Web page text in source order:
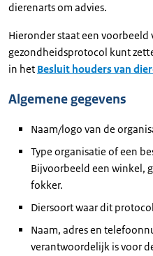
dierenarts om advies.
Hieronder staat een voorbeeld
gezondheidsprotocol kunt
in het Besluit houders van
Algemene gegevens
Naam/logo van de
Type organisatie of een
Bijvoorbeeld een winkel,
fokker.
Diersoort waar dit
Naam, adres en
verantwoordelijk is voor